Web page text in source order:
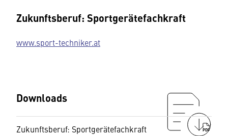
Zukunftsberuf: Sportgerätefachkraft
www.sport-techniker.at
Downloads
Zukunftsberuf: Sportgerätefachkraft PDF